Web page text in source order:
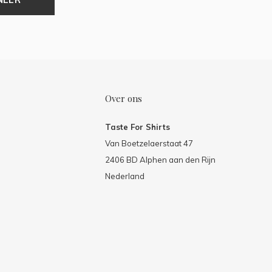
Over ons
Taste For Shirts
Van Boetzelaerstaat 47
2406 BD Alphen aan den Rijn
Nederland